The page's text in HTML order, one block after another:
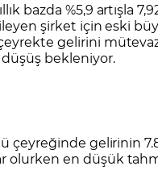
bazda %5,9 artışla
şirket için eski
gelirini
düşüş bekleniyor.
çeyreğinde gelirinin
en düşük